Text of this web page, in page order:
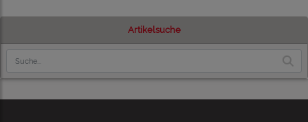
Artikelsuche